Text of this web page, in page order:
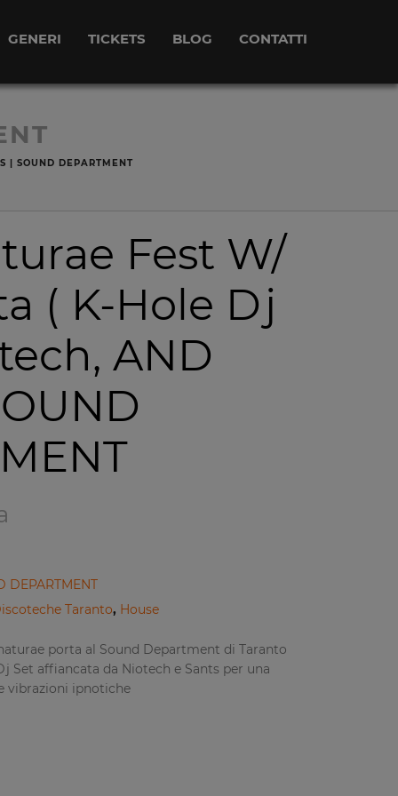
GENERI TICKETS BLOG CONTATTI
| SOUND DEPARTMENT
Fest W/
( K-Hole Dj
AND
DEPARTMENT
Taranto, House
porta al Sound Department di Taranto
Set affiancata da Niotech e Sants per una
vibrazioni ipnotiche